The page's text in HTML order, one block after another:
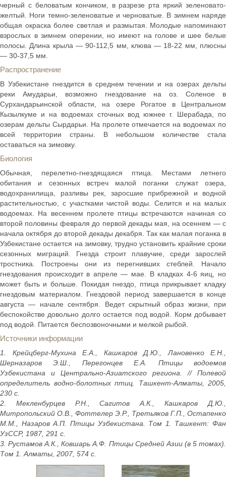
черный с беловатым кончиком, в разрезе рта яркий зеленовато-
желтый. Ноги темно-зеленоватые и черноватые. В зимнем наряде
общая окраска более светлая и размытая. Молодые напоминают
взрослых в зимнем оперении, но имеют на голове и шее белые
полосы. Длина крыла — 90-112,5 мм, клюва — 18-22 мм, плюсны
— 30-37,5 мм.
Распространение
В Узбекистане гнездится в среднем течении и на озерах дельты
реки Амударьи, возможно гнездование на оз. Соленое в
Сурхандарьинской области, на озере Рогатое в Центральном
Кызылкуме и на водоемах сточных вод южнее г. Шерабада, по
озерам дельты Сырдарьи. На пролете отмечается на водоемах по
всей территории страны. В небольшом количестве стала
оставаться на зимовку.
Биология
Обычная, перелетно-гнездящаяся птица. Местами летнего
обитания и сезонных встреч малой поганки служат озера,
водохранилища, разливы рек, заросшие прибрежной и водной
растительностью, с участками чистой воды. Селится и на малых
водоемах. На весеннем пролете птицы встречаются начиная со
второй половины февраля до первой декады мая, на осеннем — с
начала октября до второй декады декабря. Так как малая поганка в
Узбекистане остается на зимовку, трудно установить крайние сроки
сезонных миграций. Гнезда строит плавучие, среди зарослей
тростника. Построены они из перегнивших стеблей. Начало
гнездования происходит в апреле — мае. В кладках 4-6 яиц, но
может быть и больше. Покидая гнездо, птица прикрывает кладку
гнездовым материалом. Гнездовой период завершается в конце
августа — начале сентября. Ведет скрытный образ жизни, при
беспокойстве довольно долго остается под водой. Корм добывает
под водой. Питается беспозвоночными и мелкой рыбой.
Источники информации
1. Крейцберг-Мухина Е.А., Кашкаров Д.Ю., Лановенко Е.Н.,
Шерназаров Э.Ш., Перегонцев Е.А. Птицы водоемов
Узбекистана и Центрально-Азиатского региона. // Полевой
определитель водно-болотных птиц. Ташкент-Алматы, 2005,
230 с.
2. Мекленбурцев Р.Н., Сагитов А.К., Кашкаров Д.Ю.,
Митропольский О.В., Фоттелер Э.Р., Третьяков Г.П., Остапенко
М.М., Назаров А.П. Птицы Узбекистана. Том 1. Ташкент: Фан
УзССР, 1987, 291 с.
3. Рустамов А.К., Ковшарь А.Ф. Птицы Средней Азии (в 5 томах).
Том 1. Алматы, 2007, 574 с.